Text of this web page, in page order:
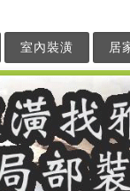
室內裝潢 居